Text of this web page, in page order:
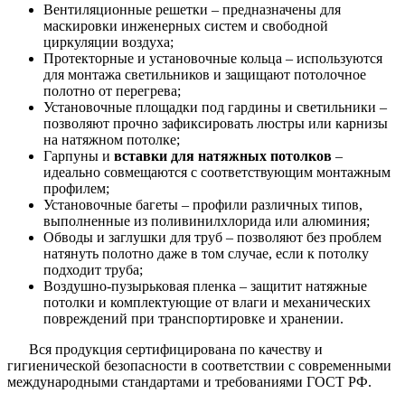
Вентиляционные решетки – предназначены для
маскировки инженерных систем и свободной
циркуляции воздуха;
Протекторные и установочные кольца – используются
для монтажа светильников и защищают потолочное
полотно от перегрева;
Установочные площадки под гардины и светильники –
позволяют прочно зафиксировать люстры или карнизы
на натяжном потолке;
Гарпуны и вставки для натяжных потолков –
идеально совмещаются с соответствующим монтажным
профилем;
Установочные багеты – профили различных типов,
выполненные из поливинилхлорида или алюминия;
Обводы и заглушки для труб – позволяют без проблем
натянуть полотно даже в том случае, если к потолку
подходит труба;
Воздушно-пузырьковая пленка – защитит натяжные
потолки и комплектующие от влаги и механических
повреждений при транспортировке и хранении.
Вся продукция сертифицирована по качеству и
гигиенической безопасности в соответствии с современными
международными стандартами и требованиями ГОСТ РФ.